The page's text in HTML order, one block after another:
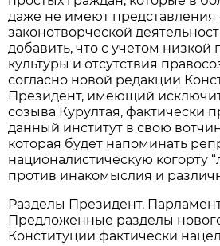
даже не имеют
законотворческой
добавить, что с учетом низкой
культуры и отсутствия
согласно новой редакции
Президент, имеющий
созыва Курултая, фактически
данный институт в свою
которая будет напоминать
националистическую когорту
против инакомыслия и
Разделы Президент.
Предложенные разделы
Конституции фактически